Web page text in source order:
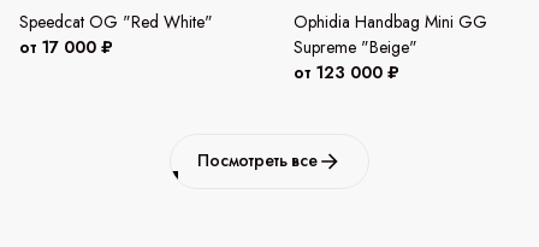
Speedcat OG "Red White"
от 17 000 ₽
Ophidia Handbag Mini GG
Supreme "Beige"
от 123 000 ₽
Посмотреть все